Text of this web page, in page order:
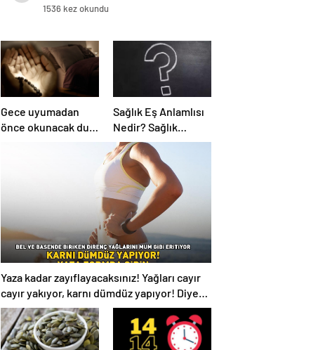
1536 kez okundu
Gece uyumadan
önce okunacak dua!
Sağlık Eş Anlamlısı
Nedir? Sağlık
Kelimesinin Eş
Anlamlıları
Nelerdir?
Yaza kadar zayıflayacaksınız! Yağları cayır
cayır yakıyor, karnı dümdüz yapıyor! Diyet
kabak çorbası tarifi ve püf noktaları!